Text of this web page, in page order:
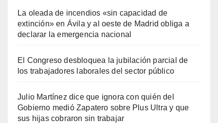
La oleada de incendios «sin capacidad de
extinción» en Ávila y al oeste de Madrid obliga a
declarar la emergencia nacional
El Congreso desbloquea la jubilación parcial de
los trabajadores laborales del sector público
Julio Martínez dice que ignora con quién del
Gobierno medió Zapatero sobre Plus Ultra y que
sus hijas cobraron sin trabajar